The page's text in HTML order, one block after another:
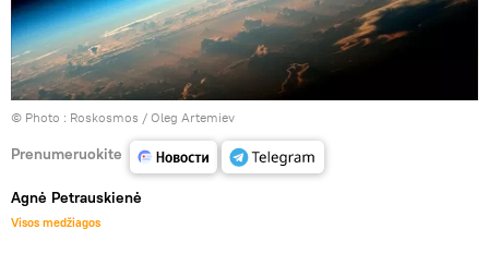
© Photo : Roskosmos / Oleg Artemiev
Prenumeruokite
Agnė Petrauskienė
Visos medžiagos